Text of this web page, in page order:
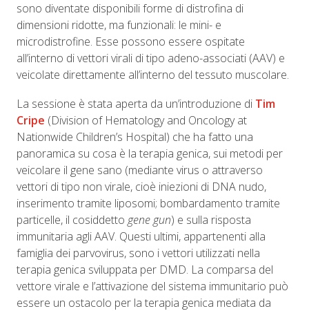
sono diventate disponibili forme di distrofina di
dimensioni ridotte, ma funzionali: le mini- e
microdistrofine. Esse possono essere ospitate
all’interno di vettori virali di tipo adeno-associati (AAV) e
veicolate direttamente all’interno del tessuto muscolare.
La sessione è stata aperta da un’introduzione di Tim
Cripe (Division of Hematology and Oncology at
Nationwide Children’s Hospital) che ha fatto una
panoramica su cosa è la terapia genica, sui metodi per
veicolare il gene sano (mediante virus o attraverso
vettori di tipo non virale, cioè iniezioni di DNA nudo,
inserimento tramite liposomi; bombardamento tramite
particelle, il cosiddetto gene gun) e sulla risposta
immunitaria agli AAV. Questi ultimi, appartenenti alla
famiglia dei parvovirus, sono i vettori utilizzati nella
terapia genica sviluppata per DMD. La comparsa del
vettore virale e l’attivazione del sistema immunitario può
essere un ostacolo per la terapia genica mediata da